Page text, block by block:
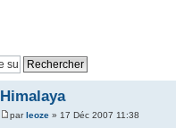
Himalaya
parleoze» 17 Déc 2007 11:38